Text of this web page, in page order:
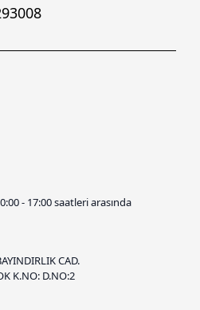
- 17:00 saatleri arasında
CAD.
K.NO: D.NO:2